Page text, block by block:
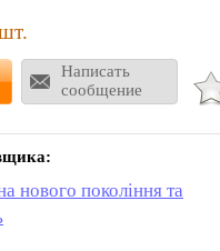
Написать
сообщение
нового покоління та